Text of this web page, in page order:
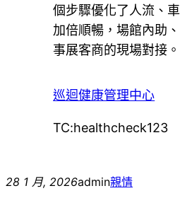
個步驟優化了人流、
加倍順暢，場館內助
事展客商的現場對接。
巡迴健康管理中心
TC:healthcheck123
28 1 月, 2026admin親情